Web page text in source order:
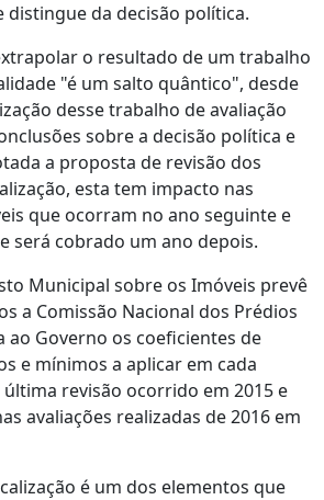
distingue da decisão política.
o resultado de um trabalho
"é um salto quântico", desde
desse trabalho de avaliação
sobre a decisão política e
a proposta de revisão dos
esta tem impacto nas
que ocorram no ano seguinte e
será cobrado um ano depois.
Municipal sobre os Imóveis prevê
a Comissão Nacional dos Prédios
Governo os coeficientes de
e mínimos a aplicar em cada
revisão ocorrido em 2015 e
avaliações realizadas de 2016 em
é um dos elementos que